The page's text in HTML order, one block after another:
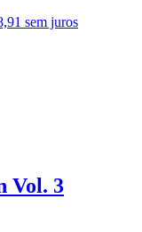
sem juros
Vol. 3